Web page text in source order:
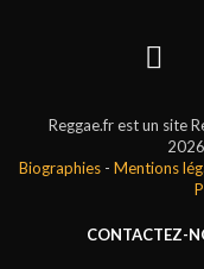
Reggae.fr est un site
Biographies- Mentions
CONTACTEZ-